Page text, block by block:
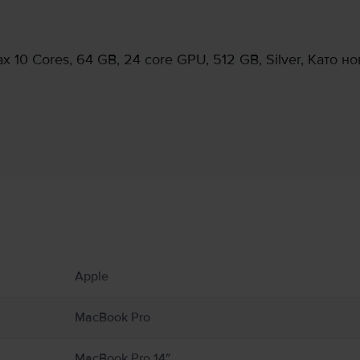
10 Cores, 64 GB, 24 core GPU, 512 GB, Silver, Като
радиатори или камини, където температурите могат да надхвърлят 100°C.
от влага, влажност или атмосферни условия като дъжд, сняг и мъгла. За
захранващ адаптер по време на работа или зареждане. MacBook
могат да попречат на медицински устройства. Консултирайте се с
Apple
MacBook Pro